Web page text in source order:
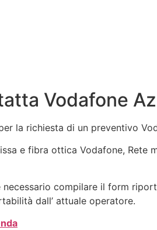
Vodafone
la richiesta di un preventivo
e fibra ottica Vodafone, Rete
necessario compilare il form
dall’ attuale operatore.